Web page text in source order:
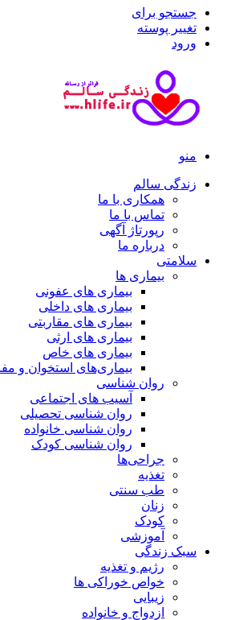
جستجو برای
تغییر پوسته
ورود
منو
زندگی سالم
همکاری با ما
تماس با ما
رپورتاژ آگهی
درباره ما
سلامتی
بیماری ها
بیماری های عفونی
بیماری های داخلی
بیماری های مقاربتی
بیماری های ارثی
بیماری های خاص
بیماری‌های استخوان و
روان شناسی
آسیب های اجتماعی
روان شناسی تحصیلی
روان شناسی خانواده
روان شناسی کودک
جراحی‌ها
تغذیه
طب سنتی
زنان
کودک
آموزشی
سبک زندگی
رژیم و تغذیه
خواص خوراکی ها
زیبایی
ازدواج و خانواده